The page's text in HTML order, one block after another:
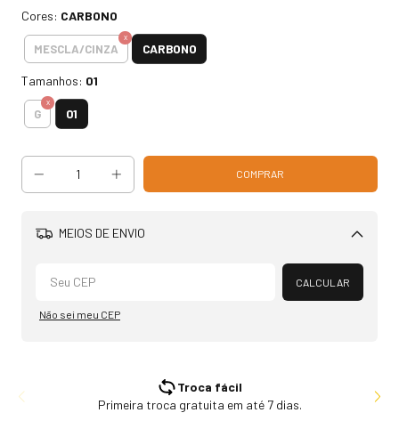
Cores: CARBONO
MESCLA/CINZA CARBONO
Tamanhos: 01
G 01
MEIOS DE ENVIO
Alterar CEP
CALCULAR
Não sei meu CEP
Troca fácil
Primeira troca gratuita em até 7 dias.